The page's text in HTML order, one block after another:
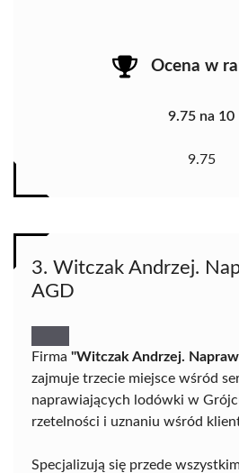
Ocena w
9.75 na 10
9.75
3. Witczak Andrzej.
AGD
Firma "Witczak Andrzej.
zajmuje trzecie miejsce wśród
naprawiających lodówki w
rzetelności i uznaniu wśród
Specjalizują się przede